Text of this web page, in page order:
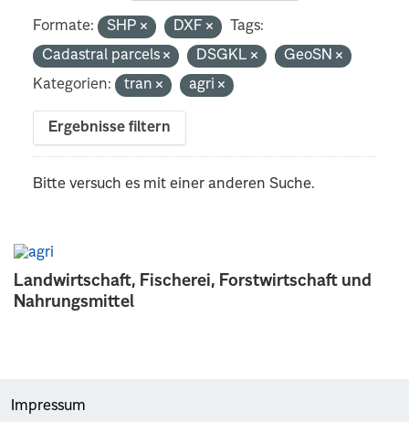
Landwirtschaft, Fischerei, Forstwirtschaft und
Nahrungsmittel
Formate: SHP DXF
Tags:
Cadastral parcels
DSGKL
GeoSN
Kategorien:
tran agri
Ergebnisse filtern
Bitte versuch es mit einer anderen Suche.
Impressum